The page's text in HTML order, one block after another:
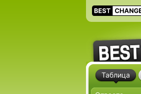
Таблица